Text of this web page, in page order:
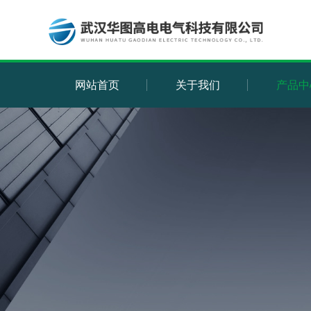
网站首页 关于我们 产品